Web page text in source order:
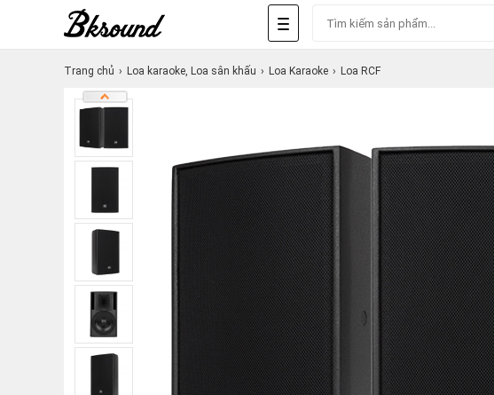
Trang chủ Loa karaoke, Loa sân khấu Loa Karaoke Loa RCF